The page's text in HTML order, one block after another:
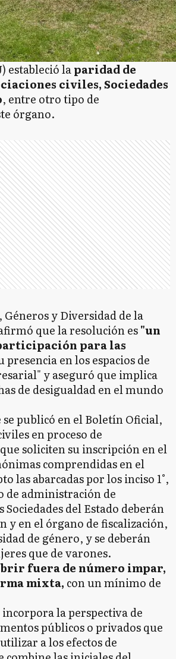
estableció laparidad de
civiles, Sociedades
, entre otro tipo de
órgano.
y Diversidad de la
que la resolución es"un
para las
en los espacios de
y aseguró que implica
de desigualdad en el mundo
se publicó en el Boletín Oficial,
en proceso de
soliciten su inscripción en el
comprendidas en el
las abarcadas por los inciso 1°,
de administración de
del Estado deberán
en el órgano de fiscalización,
de género, y se deberán
que de varones.
fuera de número impar,
mixta, con un mínimo de
la perspectiva de
públicos o privados que
a los efectos de